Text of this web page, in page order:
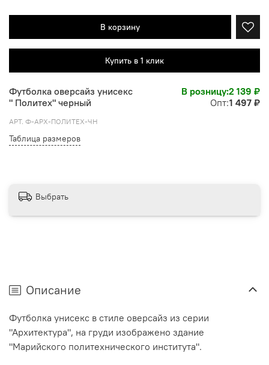
Футболка оверсайз унисекс
" Политех" черный
В розницу:2 139 ₽
Опт:1 497 ₽
АРТ. Ф-АРХ-ПОЛИТЕХ-ЧН
Таблица размеров
В корзину
Купить в 1 клик
Выбрать
Описание
Футболка унисекс в стиле оверсайз из серии
"Архитектура", на груди изображено здание
"Марийского политехнического института".